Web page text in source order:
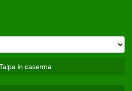
in caserma